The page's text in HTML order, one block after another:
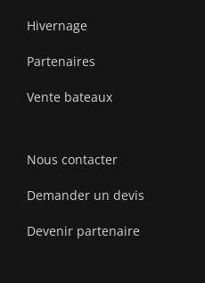
Hivernage
Partenaires
Vente bateaux
Nous contacter
Demander un devis
Devenir partenaire